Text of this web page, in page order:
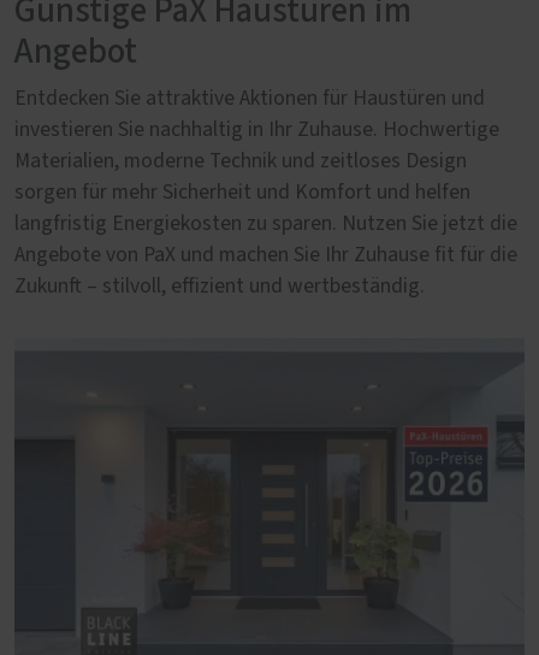
Günstige PaX Haustüren im
Angebot
Entdecken Sie attraktive Aktionen für Haustüren und
investieren Sie nachhaltig in Ihr Zuhause. Hochwertige
Materialien, moderne Technik und zeitloses Design
sorgen für mehr Sicherheit und Komfort und helfen
langfristig Energiekosten zu sparen. Nutzen Sie jetzt die
Angebote von PaX und machen Sie Ihr Zuhause fit für die
Zukunft – stilvoll, effizient und wertbeständig.